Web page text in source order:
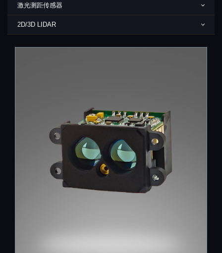
激光测距传感器
2D/3D LIDAR